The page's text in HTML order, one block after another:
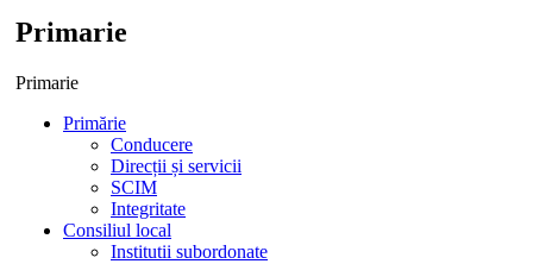
Primarie
Primarie
Primărie
Conducere
Direcții și servicii
SCIM
Integritate
Consiliul local
Institutii subordonate